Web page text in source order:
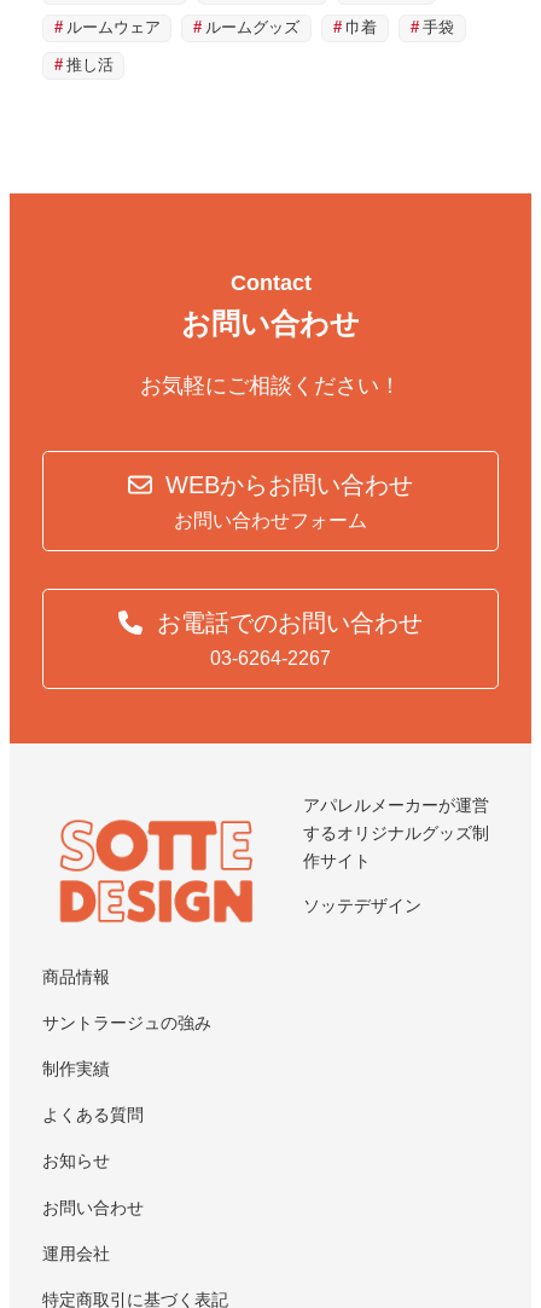
ルームウェア ルームグッズ 巾着 手袋
推し活
Contact
お問い合わせ
お気軽にご相談ください！
WEBからお問い合わせ
お問い合わせフォーム
お電話でのお問い合わせ
03-6264-2267
アパレルメーカーが運営
するオリジナルグッズ制
作サイト
ソッテデザイン
商品情報
サントラージュの強み
制作実績
よくある質問
お知らせ
お問い合わせ
運用会社
特定商取引に基づく表記